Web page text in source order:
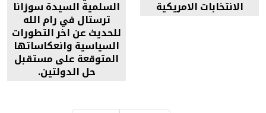
الانتخابات الامريكية
السلمية السيدة سوزانا
ترستال في رام الله
للحديث عن اخر التطورات
السياسية وانعكاساتها
المتوقعة على مستقبل
حل الدولتين.